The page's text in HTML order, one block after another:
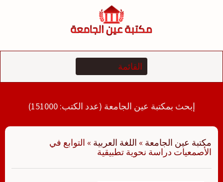
إبحث بمكتبة عين الجامعة (عدد الكتب: 151000)
مكتبة عين الجامعة » اللغة العربية » التوابع في
الأصمعيات دراسة نحوية تطبيقية